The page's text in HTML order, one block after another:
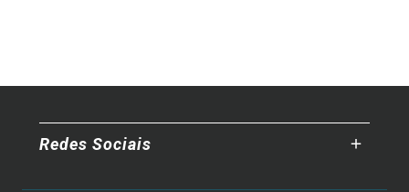
Redes Sociais